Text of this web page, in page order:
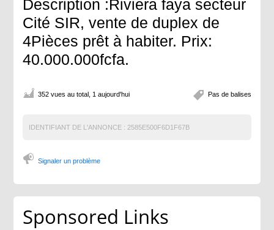
Description :Riviera faya secteur
Cité SIR, vente de duplex de
4Pièces prêt à habiter. Prix:
40.000.000fcfa.
Pas de balises
352 vues au total, 1 aujourd'hui
IDENTIFIANT DE L'ANNONCE : 2585E500F6D1F67B
Signaler un problème
Sponsored Links